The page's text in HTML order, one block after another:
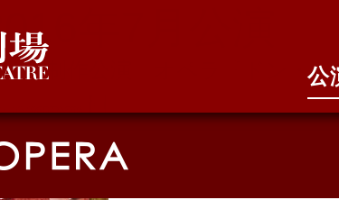
公
年7月公演
共同制作公演 オペラ『ドン・